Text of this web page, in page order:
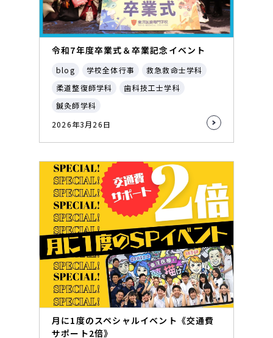
令和7年度卒業式＆卒業記念イベント
blog 学校全体行事
救急救命士学科
柔道整復師学科
歯科技工士学科
鍼灸師学科
2026年3月26日
月に1度のスペシャルイベント《交通費
サポート2倍》